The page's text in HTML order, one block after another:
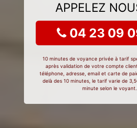
APPELEZ
04 23 09
10 minutes de voyance privée à tarif
après validation de votre compte
téléphone, adresse, email et carte de
delà des 10 minutes, le tarif varie de
minute selon le voyant.